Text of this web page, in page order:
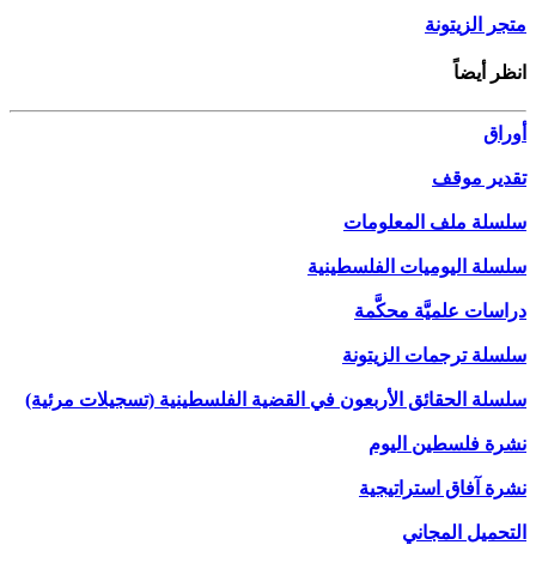
متجر الزيتونة
انظر أيضاً
أوراق
تقدير موقف
سلسلة ملف المعلومات
سلسلة اليوميات الفلسطينية
دراسات علميَّة محكَّمة
سلسلة ترجمات الزيتونة
سلسلة الحقائق الأربعون في القضية الفلسطينية (تسجيلات مرئية)
نشرة فلسطين اليوم
نشرة آفاق استراتيجية
التحميل المجاني